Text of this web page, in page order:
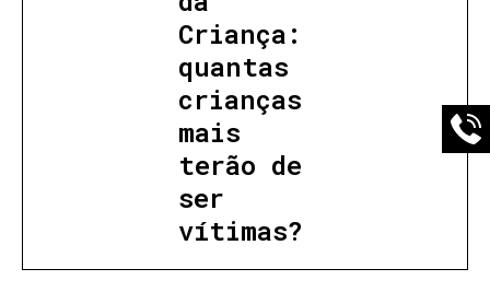
Criança:
quantas
crianças
mais
terão de
ser
vítimas?